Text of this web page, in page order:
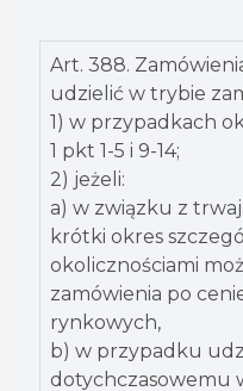
Art. 388.
udzielić w trybie
1) w przypadkach
1 pkt 1-5 i 9-14;
2) jeżeli:
a) w związku z
krótki okres
okolicznościami
zamówienia po
rynkowych,
b) w przypadku
dotychczasowemu